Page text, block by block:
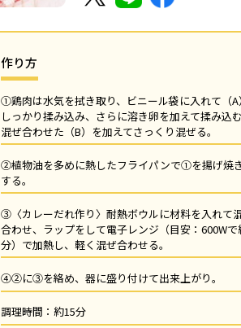
作り方
①鶏肉は水気を拭き取り、ビニール袋に入れて（
しっかり揉み込み、さらに溶き卵を加えて揉み込
混ぜ合わせた（B）を加えてさっくり混ぜる。
②植物油を多めに熱したフライパンで①を揚げ焼
する。
③〈カレーだれ作り〉耐熱ボウルに材料を入れて
合わせ、ラップをして電子レンジ（目安：600Wで
分）で加熱し、軽く混ぜ合わせる。
④②に③を絡め、器に盛り付けて出来上がり。
調理時間：約15分